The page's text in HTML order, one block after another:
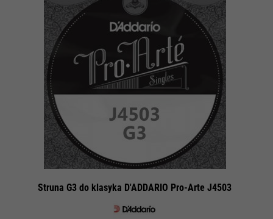
Struna G3 do klasyka D'ADDARIO Pro-Arte J4503